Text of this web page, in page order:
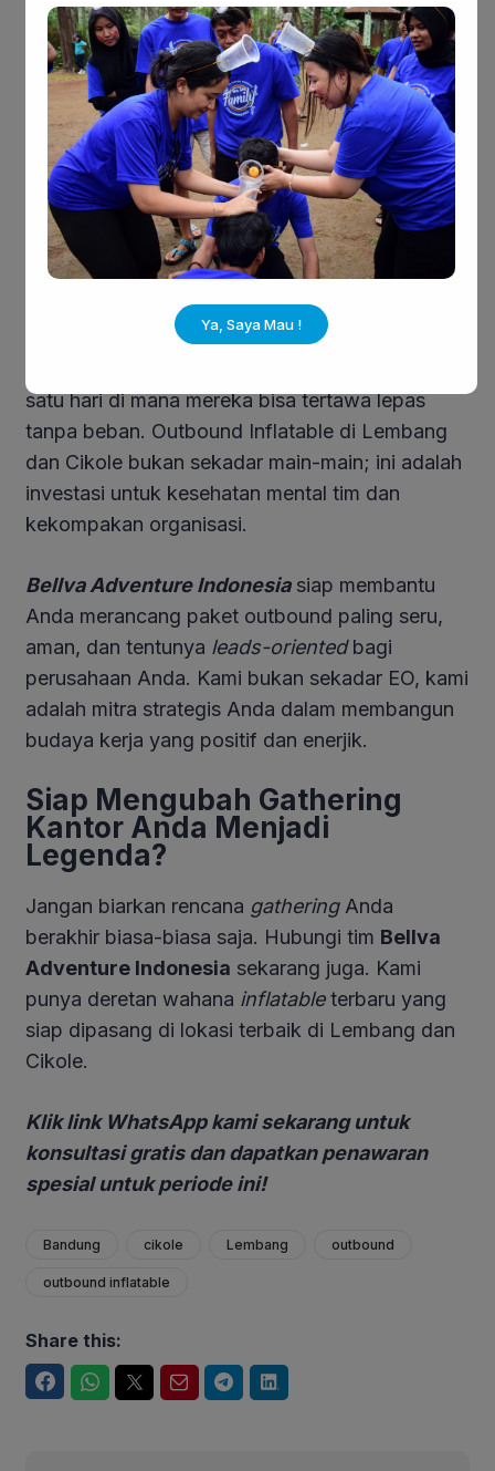
tidak tiba-tiba “kempes” di tengah acara.
Fasilitator yang “Hidup”:Alat hanyalah
benda mati. Yang membuat suasana seru
adalah pemandu (game master) yang mampu
membakar semangat peserta.
Saatnya Memberi Reward
yang Berkesan
Karyawan adalah aset paling berharga bagi
perusahaan Anda. Setelah setahun penuh
satu hari di mana mereka bisa tertawa lepas
tanpa beban. Outbound Inflatable di Lembang
dan Cikole bukan sekadar main-main; ini adalah
investasi untuk kesehatan mental tim dan
kekompakan organisasi.
Bellva Adventure Indonesiasiap membantu
Anda merancang paket outbound paling seru,
aman, dan tentunya leads-orientedbagi
perusahaan Anda. Kami bukan sekadar EO, kami
adalah mitra strategis Anda dalam membangun
budaya kerja yang positif dan enerjik.
Siap Mengubah Gathering
Kantor Anda Menjadi
Legenda?
Jangan biarkan rencana gatheringAnda
berakhir biasa-biasa saja. Hubungi tim Bellva
Adventure Indonesia sekarang juga. Kami
punya deretan wahana inflatableterbaru yang
siap dipasang di lokasi terbaik di Lembang dan
Cikole.
Klik link WhatsApp kami sekarang untuk
konsultasi gratis dan dapatkan penawaran
spesial untuk periode ini!
Bandung cikole Lembang outbound
outbound inflatable
Share this:
Ya, Saya Mau !